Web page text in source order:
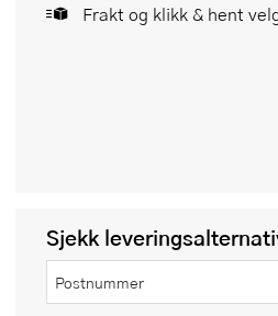
Frakt og klikk & hent
Sjekk